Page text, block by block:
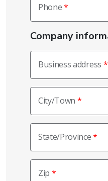
Phone
Company
Business address
City/Town
State/Province
Zip